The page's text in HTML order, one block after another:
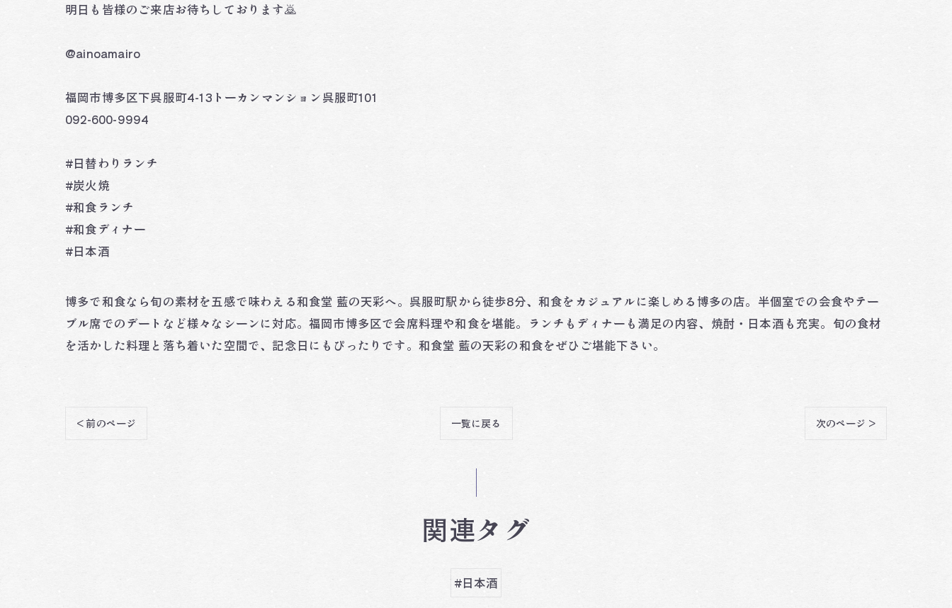
明日も皆様のご来店お待ちしております🙇
@ainoamairo
福岡市博多区下呉服町4-13トーカンマンション呉服町101
092-600-9994
#日替わりランチ
#炭火焼
#和食ランチ
#和食ディナー
#日本酒
博多で和食なら旬の素材を五感で味わえる和食堂 藍の天彩へ。呉服町駅から徒歩8分、和食をカジュアルに楽しめる博多の店。半個室での会食やテー
ブル席でのデートなど様々なシーンに対応。福岡市博多区で会席料理や和食を堪能。ランチもディナーも満足の内容、焼酎・日本酒も充実。旬の食材
を活かした料理と落ち着いた空間で、記念日にもぴったりです。和食堂 藍の天彩の和食をぜひご堪能下さい。
< 前のページ 一覧に戻る 次のページ >
関連タグ
#日本酒